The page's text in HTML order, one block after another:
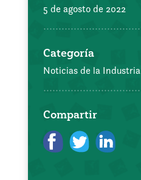
5 de agosto de 2022
Categoría
Noticias de la Industria
Compartir